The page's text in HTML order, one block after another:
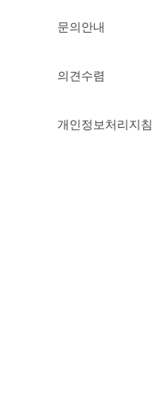
문의안내
의견수렴
개인정보처리지침